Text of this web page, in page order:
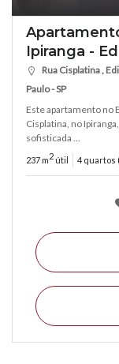
Ipiranga -
Rua Cisplatina ,
Paulo - SP
Este apartamento no
Cisplatina, no
sofisticada ...
237 m2 útil 4 quartos